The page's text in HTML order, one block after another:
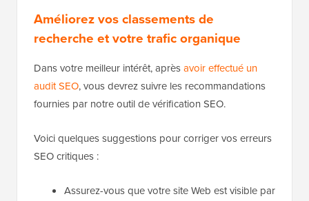
Améliorez vos classements de
recherche et votre trafic organique
Dans votre meilleur intérêt, aprèsavoir effectué un
audit SEO, vous devrez suivre les recommandations
fournies par notre outil de vérification SEO.
Voici quelques suggestions pour corriger vos erreurs
SEO critiques :
Assurez-vous que votre site Web est visible par